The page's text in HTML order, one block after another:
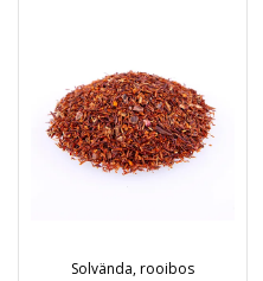
Solvända, rooibos